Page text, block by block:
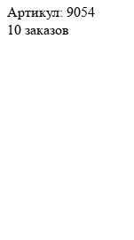
Артикул: 9054
10 заказов